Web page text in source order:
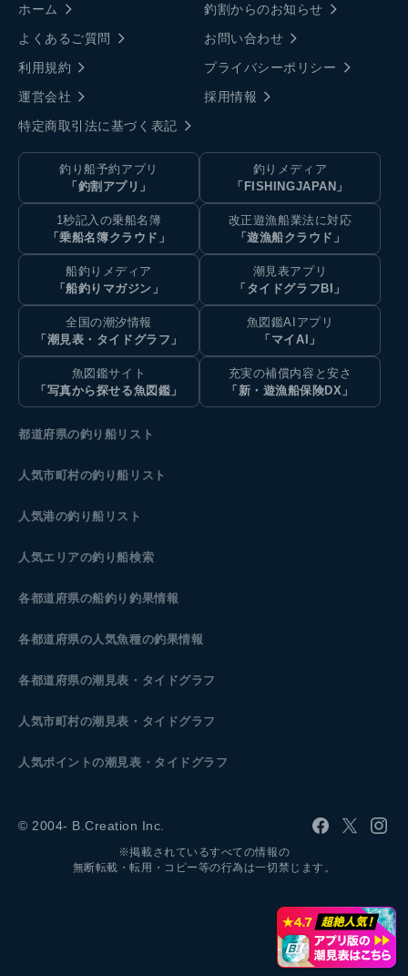
ホーム
釣割からのお知らせ
よくあるご質問
お問い合わせ
利用規約
プライバシーポリシー
運営会社
採用情報
特定商取引法に基づく表記
釣り船予約アプリ
「釣割アプリ」
釣りメディア
「FISHINGJAPAN」
1秒記入の乗船名簿
「乗船名簿クラウド」
改正遊漁船業法に対応
「遊漁船クラウド」
船釣りメディア
「船釣りマガジン」
潮見表アプリ
「タイドグラフBI」
全国の潮汐情報
「潮見表・タイドグラフ」
魚図鑑AIアプリ
「マイAI」
魚図鑑サイト
「写真から探せる魚図鑑」
充実の補償内容と安さ
「新・遊漁船保険DX」
都道府県の釣り船リスト
人気市町村の釣り船リスト
人気港の釣り船リスト
人気エリアの釣り船検索
各都道府県の船釣り釣果情報
各都道府県の人気魚種の釣果情報
各都道府県の潮見表 ・タイドグラフ
人気市町村の潮見表・タイドグラフ
人気ポイントの潮見表・タイドグラフ
© 2004- B.Creation Inc.
※掲載されているすべての情報の
無断転載・転用・コピー等の行為は一切禁じます。